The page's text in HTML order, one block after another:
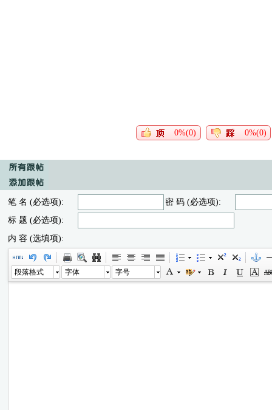
0%(0) 0%(0)
笔 名 (必选项):
密 码 (必选项):
标 题 (必选项):
内 容 (选填项):
段落格式 字体 字号